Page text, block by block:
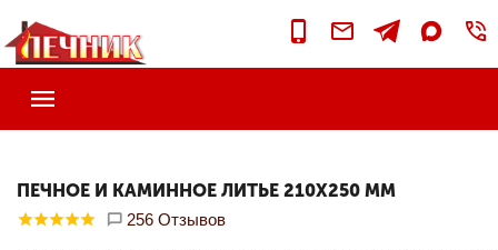
ПЕЧНОЕ И КАМИННОЕ ЛИТЬЕ 210Х250 ММ
256 Отзывов